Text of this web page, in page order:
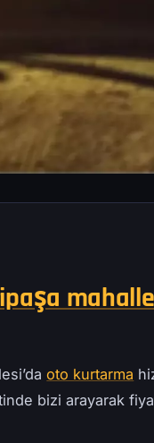
oto kurtarma
bizi arayarak